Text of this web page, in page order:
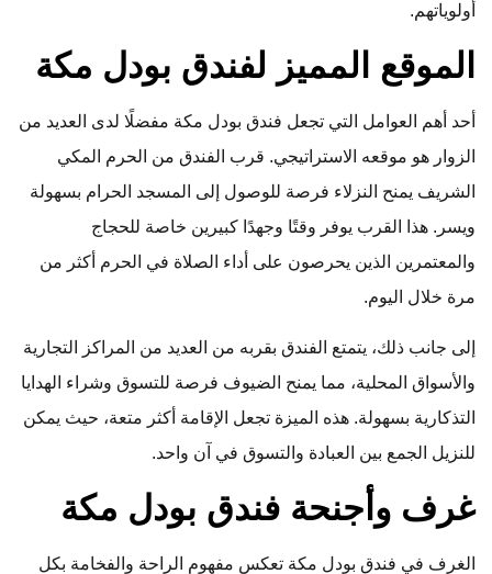
أولوياتهم.
الموقع المميز لفندق بودل مكة
أحد أهم العوامل التي تجعل فندق بودل مكة مفضلًا لدى العديد من
الزوار هو موقعه الاستراتيجي. قرب الفندق من الحرم المكي
الشريف يمنح النزلاء فرصة للوصول إلى المسجد الحرام بسهولة
ويسر. هذا القرب يوفر وقتًا وجهدًا كبيرين خاصة للحجاج
والمعتمرين الذين يحرصون على أداء الصلاة في الحرم أكثر من
مرة خلال اليوم.
إلى جانب ذلك، يتمتع الفندق بقربه من العديد من المراكز التجارية
والأسواق المحلية، مما يمنح الضيوف فرصة للتسوق وشراء الهدايا
التذكارية بسهولة. هذه الميزة تجعل الإقامة أكثر متعة، حيث يمكن
للنزيل الجمع بين العبادة والتسوق في آن واحد.
غرف وأجنحة فندق بودل مكة
الغرف في فندق بودل مكة تعكس مفهوم الراحة والفخامة بكل